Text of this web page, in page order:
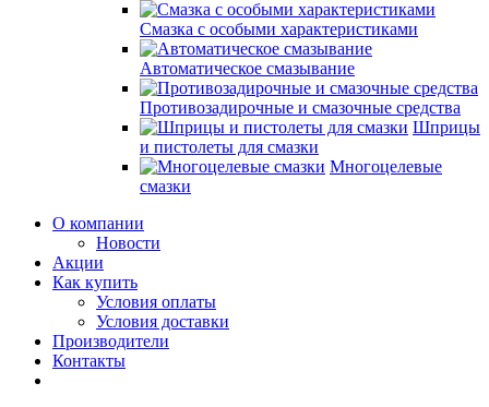
Смазка с особыми характеристиками
Автоматическое смазывание
Противозадирочные и смазочные средства
Шприцы
и пистолеты для смазки
Многоцелевые
смазки
О компании
Новости
Акции
Как купить
Условия оплаты
Условия доставки
Производители
Контакты